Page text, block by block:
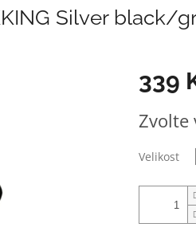
Silver black/
339
cena:
Zvolte
Velikost